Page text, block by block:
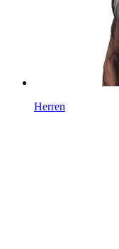
Herren